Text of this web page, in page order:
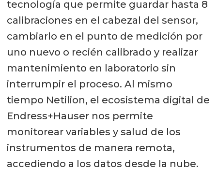
tecnología que permite guardar hasta 8
calibraciones en el cabezal del sensor,
cambiarlo en el punto de medición por
uno nuevo o recién calibrado y realizar
mantenimiento en laboratorio sin
interrumpir el proceso. Al mismo
tiempo Netilion, el ecosistema digital de
Endress+Hauser nos permite
monitorear variables y salud de los
instrumentos de manera remota,
accediendo a los datos desde la nube.